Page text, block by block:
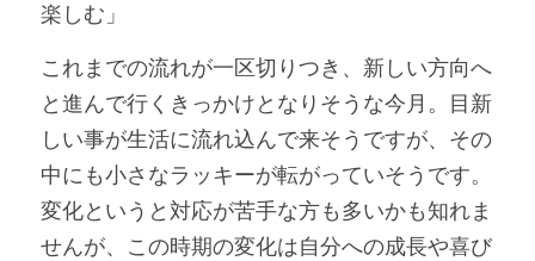
楽しむ」
これまでの流れが一区切りつき、新しい方向へ
と進んで行くきっかけとなりそうな今月。目新
しい事が生活に流れ込んで来そうですが、その
中にも小さなラッキーが転がっていそうです。
変化というと対応が苦手な方も多いかも知れま
せんが、この時期の変化は自分への成長や喜び